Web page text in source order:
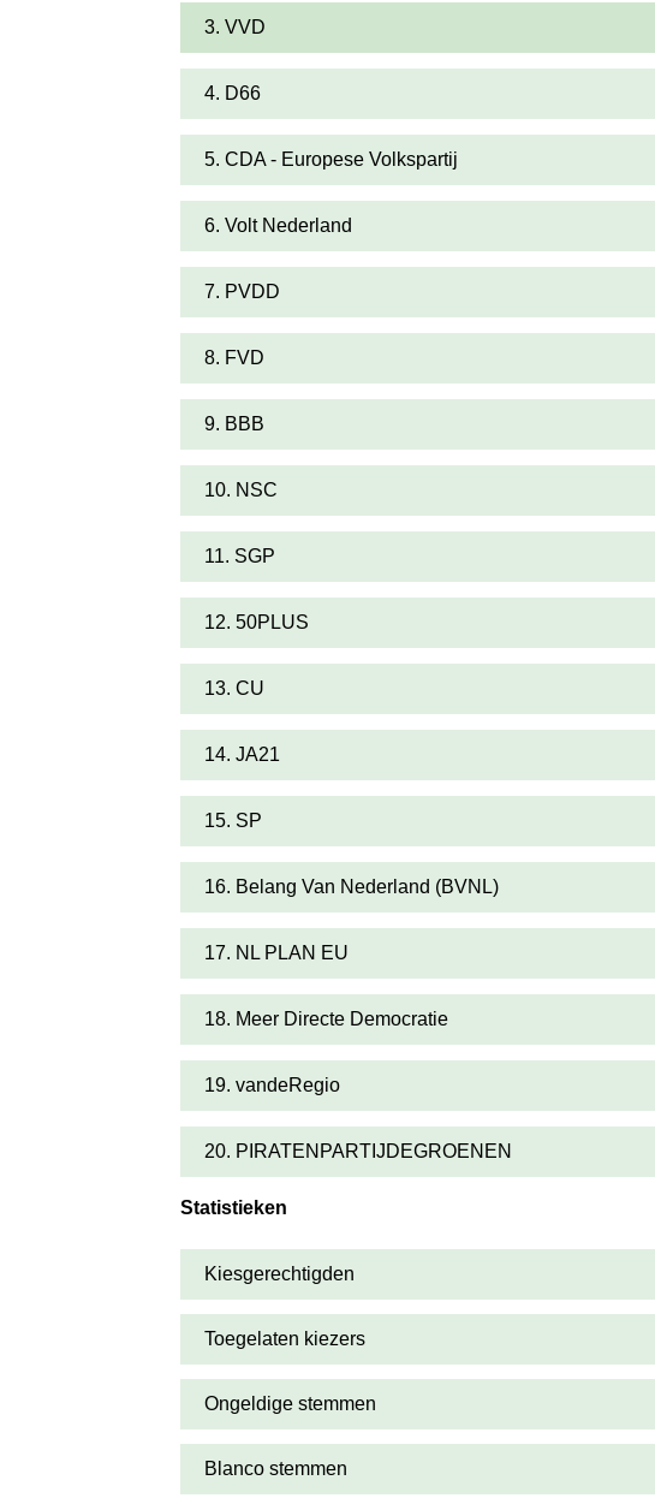
3. VVD
4. D66
5. CDA - Europese Volkspartij
6. Volt Nederland
7. PVDD
8. FVD
9. BBB
10. NSC
11. SGP
12. 50PLUS
13. CU
14. JA21
15. SP
16. Belang Van Nederland (BVNL)
17. NL PLAN EU
18. Meer Directe Democratie
19. vandeRegio
20. PIRATENPARTIJDEGROENEN
Statistieken
Kiesgerechtigden
Toegelaten kiezers
Ongeldige stemmen
Blanco stemmen